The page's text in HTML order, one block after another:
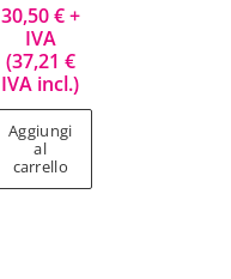
30,50€+
IVA
(37,21 €
IVA incl.)
Aggiungi
al
carrello